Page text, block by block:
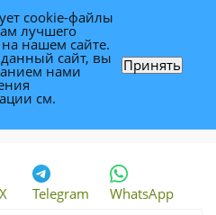
Telegram WhatsApp
cookie-файлы
лучшего
нашем сайте.
сайт, вы
нами
см.
Принять